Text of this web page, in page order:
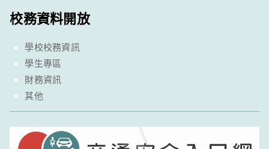
校務資料開放
學校校務資訊
學生專區
財務資訊
其他